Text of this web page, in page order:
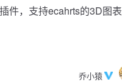
件，支持ecahrts的3D图表
乔小猿